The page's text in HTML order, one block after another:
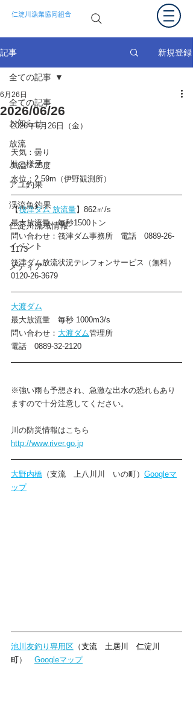
仁淀川漁業協同組合
記事 新規登録
全ての記事
お知らせ
放流
川の様子
アユ釣果
渓流魚釣果
仁淀川流域情報
イベント
メディア
全ての記事
2026/06/26
6月26日
2026年6月26日（金）
天気：曇り
気温：25度
水位： 2.59m（伊野観測所）
【筏津ダム 放流量】 862㎥/s
最大放流量　毎秒1500トン
問い合わせ：筏津ダム事務所　電話　0889-26-
1173
筏津ダム放流状況テレフォンサービス（無料）
0120-26-3679
大渡ダム
最大放流量　毎秒 1000m3/s
問い合わせ： 大渡ダム管理所
電話　0889-32-2120
※強い雨も予想され、急激な出水の恐れもあり
ますので十分注意してください。
川の防災情報はこちら
http://www.river.go.jp
大野内橋 （支流　上八川川　いの町） Googleマ
ップ
池川 友釣り専用区 （支流　土居川　仁淀川
町） Googleマップ